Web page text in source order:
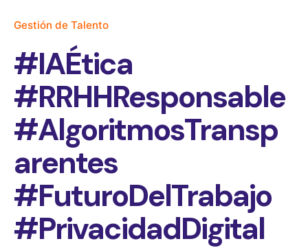
Gestión de Talento
#IAÉtica
#RRHHResponsable
#AlgoritmosTransp
arentes
#FuturoDelTrabajo
#PrivacidadDigital